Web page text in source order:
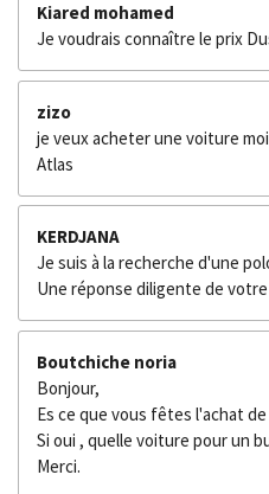
Kiared mohamed
Je voudrais connaître le prix
zizo
je veux acheter une voiture
Atlas
KERDJANA
Je suis à la recherche d'une
Une réponse diligente de
Boutchiche noria
Bonjour,
Es ce que vous fêtes l'achat
Si oui , quelle voiture pour un
Merci.